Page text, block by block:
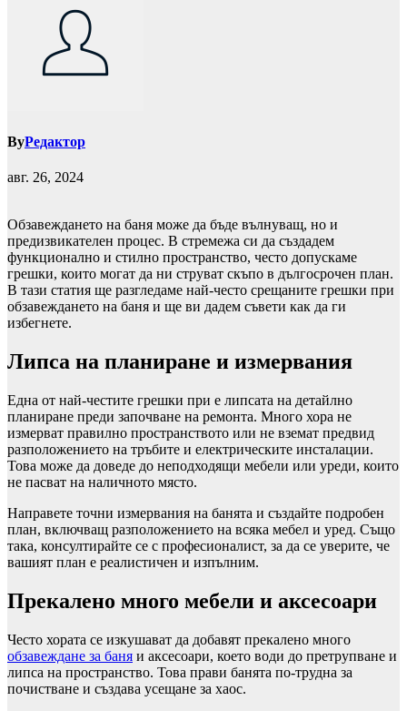
ByРедактор
авг. 26, 2024
Обзавеждането на баня може да бъде вълнуващ, но и
предизвикателен процес. В стремежа си да създадем
функционално и стилно пространство, често допускаме
грешки, които могат да ни струват скъпо в дългосрочен план.
В тази статия ще разгледаме най-често срещаните грешки при
обзавеждането на баня и ще ви дадем съвети как да ги
избегнете.
Липса на планиране и измервания
Една от най-честите грешки при е липсата на детайлно
планиране преди започване на ремонта. Много хора не
измерват правилно пространството или не вземат предвид
разположението на тръбите и електрическите инсталации.
Това може да доведе до неподходящи мебели или уреди, които
не пасват на наличното място.
Направете точни измервания на банята и създайте подробен
план, включващ разположението на всяка мебел и уред. Също
така, консултирайте се с професионалист, за да се уверите, че
вашият план е реалистичен и изпълним.
Прекалено много мебели и аксесоари
Често хората се изкушават да добавят прекалено много
обзавеждане за баня и аксесоари, което води до претрупване и
липса на пространство. Това прави банята по-трудна за
почистване и създава усещане за хаос.